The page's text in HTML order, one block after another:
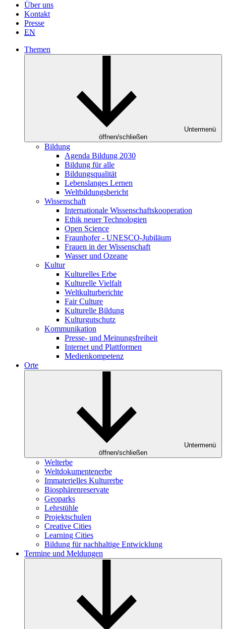
Über uns
Kontakt
Presse
EN
Themen
Untermenü
öffnen/schließen
Bildung
Agenda Bildung 2030
Bildung für alle
Bildungsqualität
Lebenslanges Lernen
Weltbildungsbericht
Wissenschaft
Internationale Wissenschaftskooperation
Ethik neuer Technologien
Open Science
Fraunhofer - UNESCO-Jubiläum
Frauen in der Wissenschaft
Wasser und Ozeane
Kultur
Kulturelles Erbe
Kulturelle Vielfalt
Weltkulturberichte
Fair Culture
Kulturelle Bildung
Kulturgutschutz
Kommunikation
Presse- und Meinungsfreiheit
Internet und Plattformen
Medienkompetenz
Orte
Untermenü
öffnen/schließen
Welterbe
Weltdokumentenerbe
Immaterielles Kulturerbe
Biosphärenreservate
Geoparks
Lehrstühle
Projektschulen
Creative Cities
Learning Cities
Bildung für nachhaltige Entwicklung
Termine und Meldungen